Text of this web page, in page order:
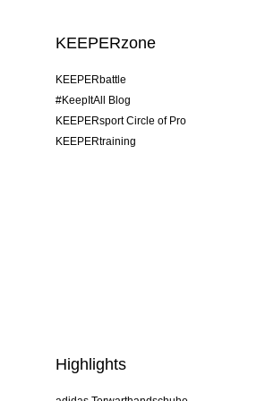
KEEPERzone
KEEPERbattle
#KeepItAll Blog
KEEPERsport Circle of Pro
KEEPERtraining
Highlights